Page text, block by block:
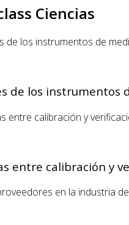
Ciencias
de los instrumentos
entre calibración y